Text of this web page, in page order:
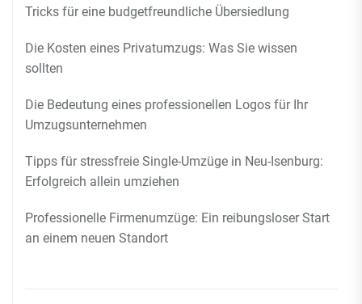
Tricks für eine budgetfreundliche Übersiedlung
Die Kosten eines Privatumzugs: Was Sie wissen
sollten
Die Bedeutung eines professionellen Logos für Ihr
Umzugsunternehmen
Tipps für stressfreie Single-Umzüge in Neu-Isenburg:
Erfolgreich allein umziehen
Professionelle Firmenumzüge: Ein reibungsloser Start
an einem neuen Standort